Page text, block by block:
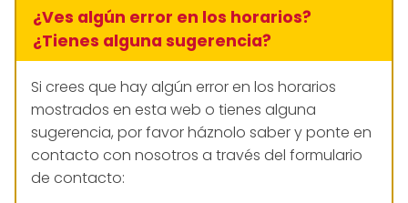
¿Ves algún error en los horarios?
¿Tienes alguna sugerencia?
Si crees que hay algún error en los horarios
mostrados en esta web o tienes alguna
sugerencia, por favor háznolo saber y ponte en
contacto con nosotros a través del formulario
de contacto: